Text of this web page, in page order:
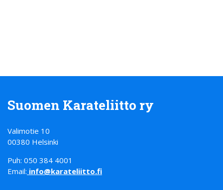
Suomen Karateliitto ry
Valimotie 10
00380 Helsinki
Puh: 050 384 4001
Email: info@karateliitto.fi